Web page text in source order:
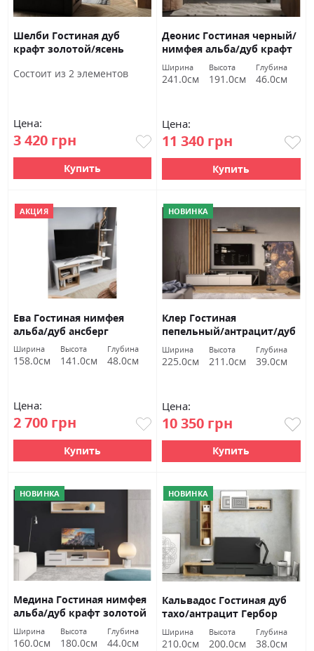
Шелби Гостиная дуб
крафт золотой/ясень
Гербор
Состоит из 2 элементов
Цена:
3 420 грн
Купить
Деонис Гостиная черный/
нимфея альба/дуб крафт
золотой Гербор
Ширина
241.0см
Высота
191.0см
Глубина
46.0см
Цена:
11 340 грн
Купить
АКЦИЯ
Ева Гостиная нимфея
альба/дуб ансберг
темный Гербор
Ширина
158.0см
Высота
141.0см
Глубина
48.0см
Цена:
2 700 грн
Купить
НОВИНКА
Клер Гостиная
пепельный/антрацит/дуб
золотой крафт Гербор
Ширина
225.0см
Высота
211.0см
Глубина
39.0см
Цена:
10 350 грн
Купить
НОВИНКА
Медина Гостиная нимфея
альба/дуб крафт золотой
Гербор
Ширина
160.0см
Высота
180.0см
Глубина
44.0см
НОВИНКА
Кальвадос Гостиная дуб
тахо/антрацит Гербор
Ширина
210.0см
Высота
200.0см
Глубина
38.0см